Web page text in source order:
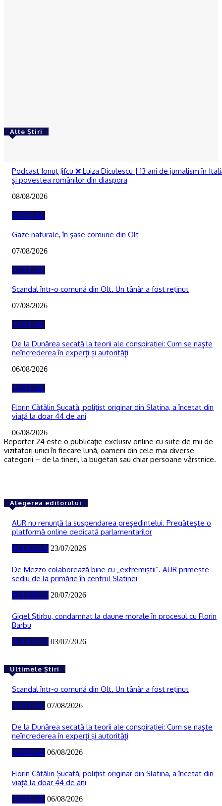
Alte Știri
Podcast Ionuţ Jifcu ❌ Luiza Diculescu | 13 ani de jurnalism în
și povestea românilor din diaspora
08/08/2026
ACTUAL
Gaze naturale, în şase comune din Olt
07/08/2026
ACTUAL
Scandal într-o comună din Olt. Un tânăr a fost reţinut
07/08/2026
ACTUAL
De la Dunărea secată la teorii ale conspirației: Cum se naște
neîncrederea în experți și autorități
06/08/2026
ACTUAL
Florin Cătălin Șucată, poliţist originar din Slatina, a încetat din
viață la doar 44 de ani
06/08/2026
Reporter 24 este o publicaţie exclusiv online cu sute de mii de
vizitatori unici în fiecare lună, oameni din cele mai diverse
categorii – de la tineri, la bugetari sau chiar persoane vârstnice.
Alegerea editorului
AUR nu renunţă la suspendarea președintelui. Pregătește o
platformă online dedicată parlamentarilor
POLITICĂ 23/07/2026
De Mezzo colaborează bine cu „extremiştii“. AUR primește
sediu de la primărie în centrul Slatinei
POLITICĂ 20/07/2026
Gigel Știrbu, condamnat la daune morale în procesul cu Florin
Barbu
POLITICĂ 03/07/2026
Ultimele Știri
Scandal într-o comună din Olt. Un tânăr a fost reţinut
ACTUAL 07/08/2026
De la Dunărea secată la teorii ale conspirației: Cum se naște
neîncrederea în experți și autorități
ACTUAL 06/08/2026
Florin Cătălin Șucată, poliţist originar din Slatina, a încetat din
viață la doar 44 de ani
ACTUAL 06/08/2026